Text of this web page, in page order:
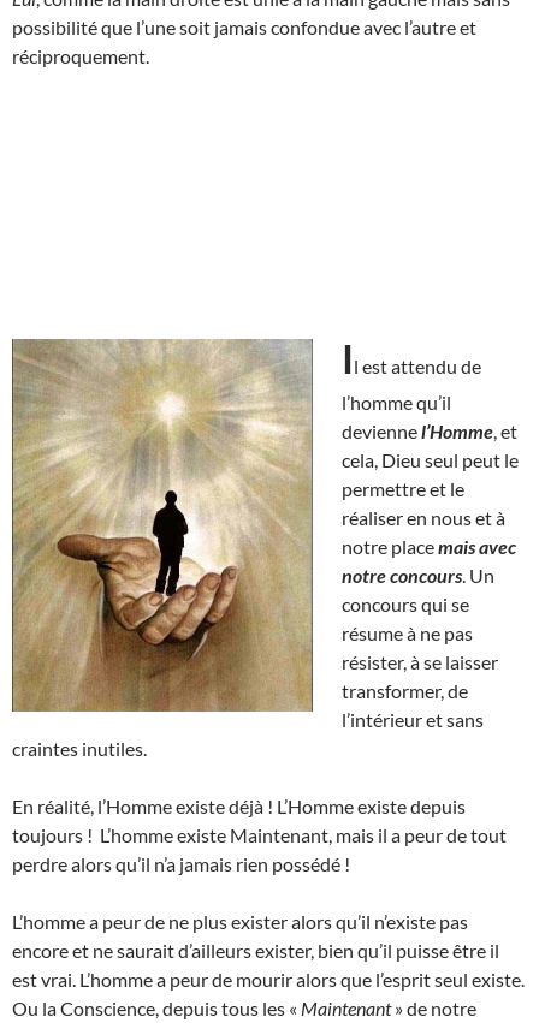
possibilité que l’une soit jamais confondue avec l’autre et
réciproquement.
Il est attendu de
l’homme qu’il
deviennel’Homme , et
cela, Dieu seul peut le
permettre et le
réaliser en nous et à
notre placemais avec
notre concours . Un
concours qui se
résume à ne pas
résister, à se laisser
transformer, de
l’intérieur et sans
craintes inutiles.
En réalité, l’Homme existe déjà ! L’Homme existe depuis
toujours ! L’homme existe Maintenant, mais il a peur de tout
perdre alors qu’il n’a jamais rien possédé !
L’homme a peur de ne plus exister alors qu’il n’existe pas
encore et ne saurait d’ailleurs exister, bien qu’il puisse être il
est vrai. L’homme a peur de mourir alors que l’esprit seul existe.
Ou la Conscience, depuis tous les « Maintenant» de notre